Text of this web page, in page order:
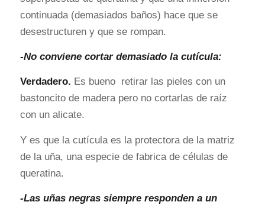
continuada (demasiados baños) hace que se
desestructuren y que se rompan.
-No conviene cortar demasiado la cutícula:
Verdadero. Es bueno retirar las pieles con un
bastoncito de madera pero no cortarlas de raíz
con un alicate.
Y es que la cutícula es la protectora de la matriz
de la uña, una especie de fabrica de células de
queratina.
-Las uñas negras siempre responden a un